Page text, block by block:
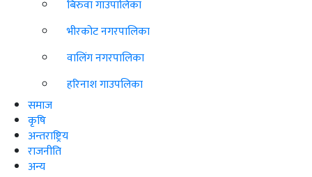
बिरुवा गाउँपालिका
भीरकोट नगरपालिका
वालिंग नगरपालिका
हरिनाश गाउपलिका
समाज
कृषि
अन्तराष्ट्रिय
राजनीति
अन्य